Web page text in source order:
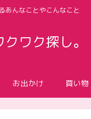
あんなことやこんなこと
ワク探し。
お出かけ 買い物